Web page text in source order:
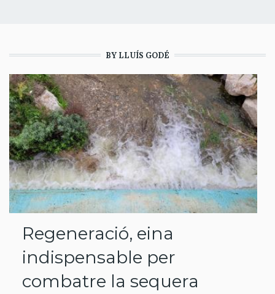
BY LLUÍS GODÉ
Regeneració, eina
indispensable per
combatre la sequera